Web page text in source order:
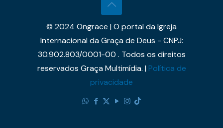
© 2024 Ongrace | O portal da Igreja
Internacional da Graça de Deus - CNPJ:
30.902.803/0001-00 . Todos os direitos
reservados Graça Multimídia. |Política de
privacidade